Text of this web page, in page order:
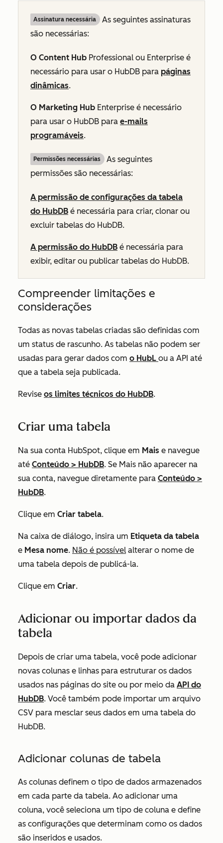
Assinatura necessária
As seguintes assinaturas
são necessárias:
O Content Hub Professional ou Enterprise é
necessário para usar o HubDB para páginas
dinâmicas.
O Marketing Hub Enterprise é necessário
para usar o HubDB para e-mails
programáveis.
Permissões necessárias
As seguintes
permissões são necessárias:
A permissão de configurações da tabela
do HubDB é necessária para criar, clonar ou
excluir tabelas do HubDB.
A permissão do HubDB é necessária para
exibir, editar ou publicar tabelas do HubDB.
Compreender limitações e
considerações
Todas as novas tabelas criadas são definidas com
um status de rascunho. As tabelas não podem ser
usadas para gerar dados com o HubL ou a API até
que a tabela seja publicada.
Revise os limites técnicos do HubDB.
Criar uma tabela
Na sua conta HubSpot, clique em Mais e navegue
até Conteúdo > HubDB. Se Mais não aparecer na
sua conta, navegue diretamente para Conteúdo >
HubDB.
Clique em Criar tabela.
Na caixa de diálogo, insira um Etiqueta da tabela
e Mesa nome. Não é possível alterar o nome de
uma tabela depois de publicá-la.
Clique em Criar.
Adicionar ou importar dados da
tabela
Depois de criar uma tabela, você pode adicionar
novas colunas e linhas para estruturar os dados
usados nas páginas do site ou por meio da API do
HubDB. Você também pode importar um arquivo
CSV para mesclar seus dados em uma tabela do
HubDB.
Adicionar colunas de tabela
As colunas definem o tipo de dados armazenados
em cada parte da tabela. Ao adicionar uma
coluna, você seleciona um tipo de coluna e define
as configurações que determinam como os dados
são inseridos e usados.